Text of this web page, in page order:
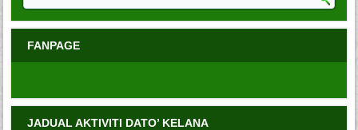
FANPAGE
JADUAL AKTIVITI DATO’ KELANA